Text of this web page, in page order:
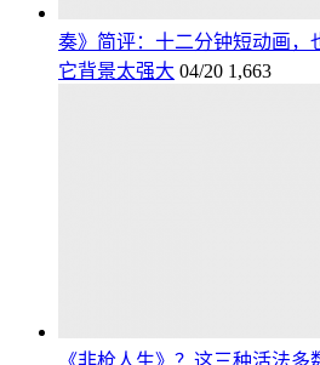
奏》简评：十二分钟短动画，
它背景太强大 04/20 1,663